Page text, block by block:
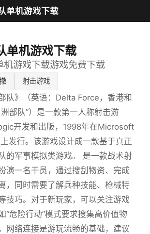
单机游戏下载
单机游戏下载
机游戏下载游戏免费下载
射击游戏
队》（英语：Delta Force，香港和
部队”）是一款第一人称射击游
开发和出版，1998年在Microsoft
发行。该游戏设计成一款基于真正
的军事模拟类游戏。 是一款战术射
演一名干员，通过搜刮物资、完成
，同时需要了解兵种技能、枪械特
技巧。对于新玩家，可以关注游戏
“危险行动”模式要求搜集高价值物
网络连接是游玩流畅的基础，建议